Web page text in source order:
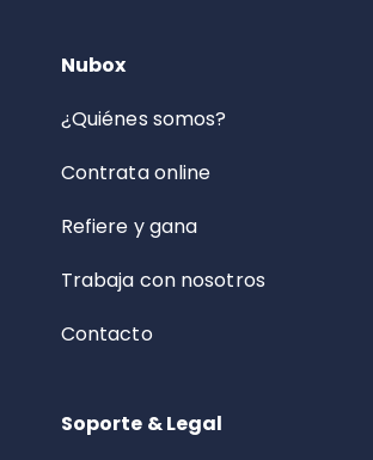
Nubox
¿Quiénes somos?
Contrata online
Refiere y gana
Trabaja con nosotros
Contacto
Soporte & Legal